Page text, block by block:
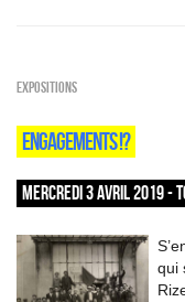
EXPOSITIONS
ENGAGEMENTS !?
MERCREDI 3 AVRIL 2019 -
qui